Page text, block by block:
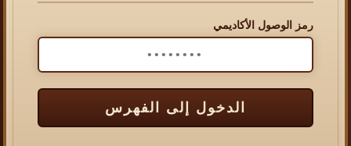
رمز الوصول الأكاديمي
الدخول إلى الفهرس